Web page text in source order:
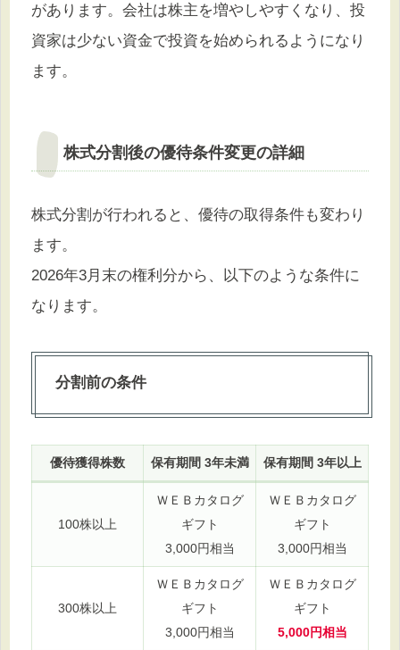
があります。会社は株主を増やしやすくなり、投
資家は少ない資金で投資を始められるようになり
ます。
株式分割後の優待条件変更の詳細
株式分割が行われると、優待の取得条件も変わり
ます。
2026年3月末の権利分から、以下のような条件に
なります。
分割前の条件
優待獲得株数 保有期間 3年未満 保有期間 3年以上
100株以上
ＷＥＢカタログ
ギフト
3,000円相当
ＷＥＢカタログ
ギフト
3,000円相当
300株以上
ＷＥＢカタログ
ギフト
3,000円相当
ＷＥＢカタログ
ギフト
5,000円相当